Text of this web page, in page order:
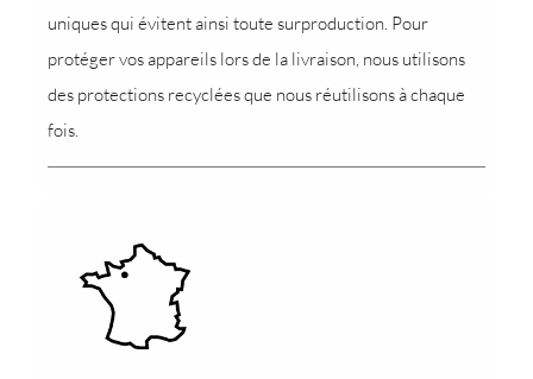
uniques qui évitent ainsi toute surproduction. Pour
protéger vos appareils lors de la livraison, nous utilisons
des protections recyclées que nous réutilisons à chaque
fois.